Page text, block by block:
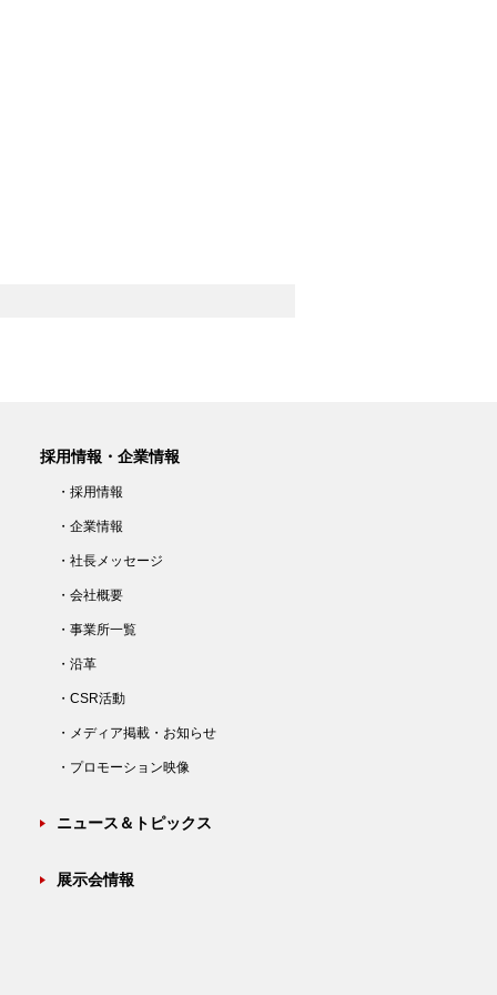
採用情報・企業情報
・採用情報
・企業情報
・社長メッセージ
・会社概要
・事業所一覧
・沿革
・CSR活動
・メディア掲載・お知らせ
・プロモーション映像
ニュース＆トピックス
展示会情報